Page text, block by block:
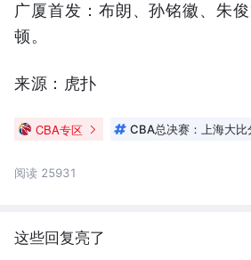
广厦首发：布朗、孙铭徽、朱
顿。
来源：虎扑
CBA专区 CBA总决赛：上海大
阅读 25931
这些回复亮了